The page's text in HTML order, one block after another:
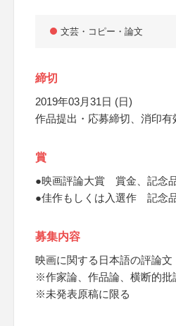
文芸・コピー・論文
締切
2019年03月31日 (日)
作品提出・応募締切、消印有
賞
●映画評論大賞 賞金、記念
●佳作もしくは入選作 記念
募集内容
映画に関する日本語の評論文
※作家論、作品論、横断的批
※未発表原稿に限る